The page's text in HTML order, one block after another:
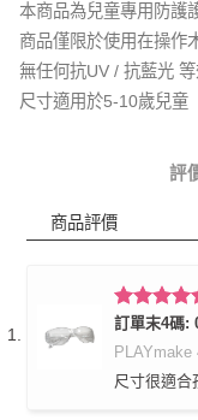
本商品為兒童專用防護
商品僅限於使用在操作
無任何抗UV / 抗藍光
尺寸適用於5-10歲兒童
評
商品評價
評分5
分 5
訂單末4碼:
尺寸很適合